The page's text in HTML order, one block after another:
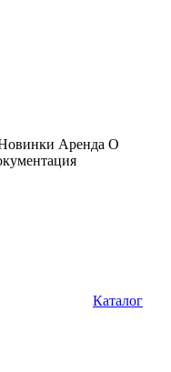
Аренда О
Каталог